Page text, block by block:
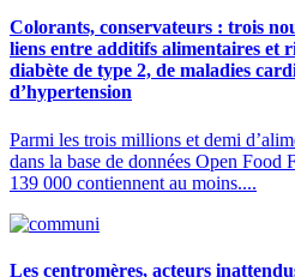
Colorants, conservateurs : trois
liens entre additifs alimentaires et
diabète de type 2, de maladies
d’hypertension
Parmi les trois millions et demi
dans la base de données Open Food
139 000 contiennent au moins....
Les centromères, acteurs